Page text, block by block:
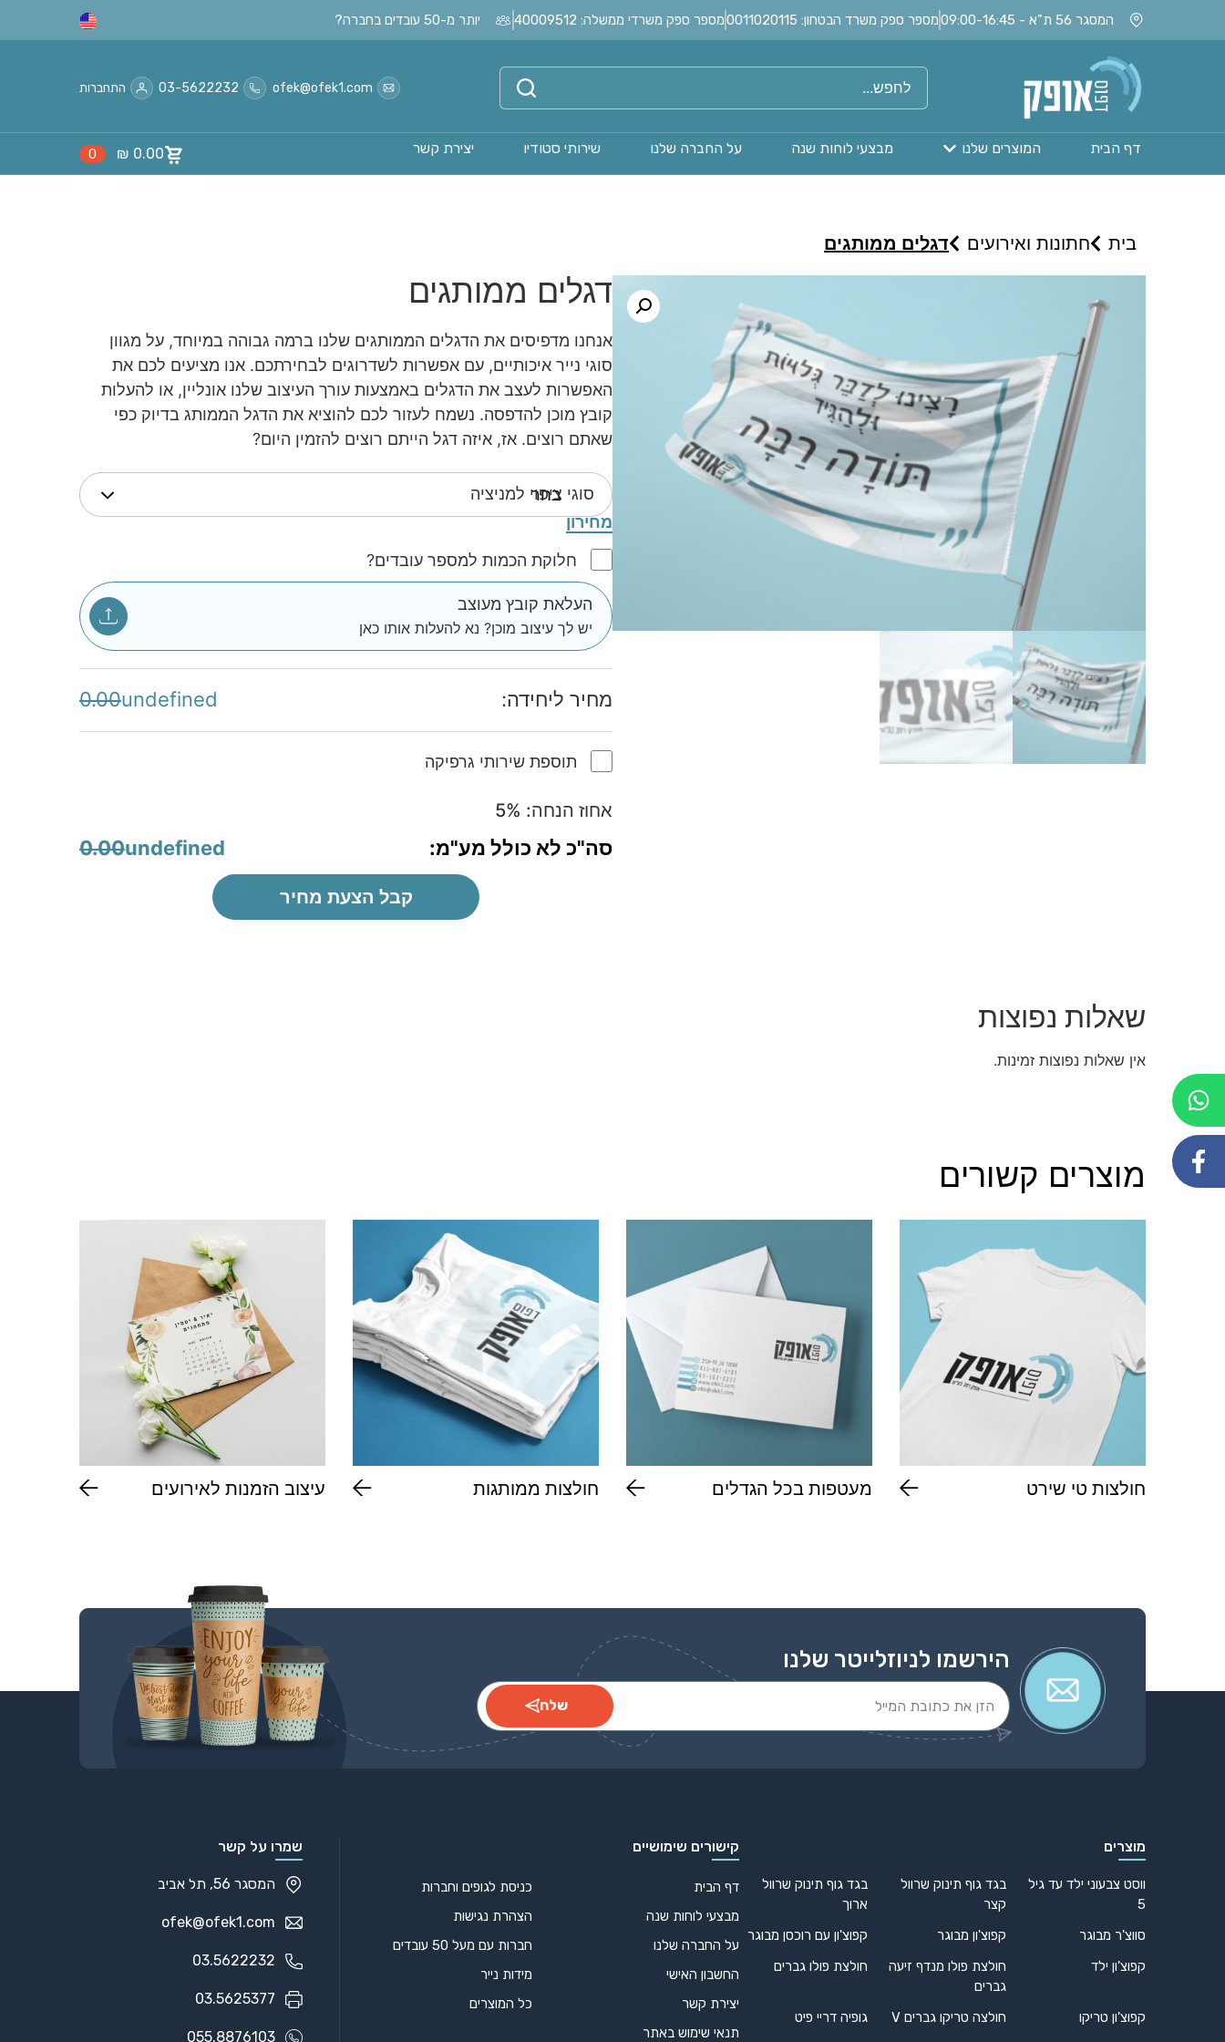
המסגר 56 ת"א - 09:00-16:45 מספר ספק משרד הבטחון: 0011020115 מספר ספק משרדי ממשלה: 40009512 יותר מ-50 עובדים בחברה?
ofek@ofek1.com
03-5622232 התחברות
דף הבית המוצרים שלנו מבצעי לוחות שנה על החברה שלנו שירותי סטודיו יצירת קשר ₪ 0.00
0
בית חתונות ואירועים דגלים ממותגים
דגלים ממותגים
אנחנו מדפיסים את הדגלים הממותגים שלנו ברמה גבוהה במיוחד, על מגוון
סוגי נייר איכותיים, עם אפשרות לשדרוגים לבחירתכם. אנו מציעים לכם את
האפשרות לעצב את הדגלים באמצעות עורך העיצוב שלנו אונליין, או להעלות
קובץ מוכן להדפסה. נשמח לעזור לכם להוציא את הדגל הממותג בדיוק כפי
שאתם רוצים. אז, איזה דגל הייתם רוצים להזמין היום?
סוגי ציפוי למניציה
מחירון
חלוקת הכמות למספר עובדים?
העלאת קובץ מעוצב
יש לך עיצוב מוכן? נא להעלות אותו כאן
מחיר ליחידה: 0.00undefined
תוספת שירותי גרפיקה
אחוז הנחה: 5%
סה"כ לא כולל מע"מ: 0.00undefined
קבל הצעת מחיר
שאלות נפוצות
אין שאלות נפוצות זמינות.
מוצרים קשורים
חולצות טי שירט מעטפות בכל הגדלים חולצות ממותגות עיצוב הזמנות לאירועים
הירשמו לניוזלייטר שלנו
שלח
Alternative:
מוצרים
ווסט צבעוני ילד עד גיל
5
בגד גוף תינוק שרוול
קצר
בגד גוף תינוק שרוול
ארוך
סווצ'ר מבוגר
קפוצ'ון מבוגר
קפוצ'ון עם רוכסן מבוגר
קפוצ'ון ילד
חולצת פולו מנדף זיעה
גברים
חולצת פולו גברים
קפוצ'ון טריקו חולצה טריקו גברים V
גופיה דריי פיט
קישורים שימושיים
דף הבית
מבצעי לוחות שנה
על החברה שלנו
החשבון האישי
יצירת קשר
תנאי שימוש באתר
כניסת לגופים וחברות
הצהרת נגישות
חברות עם מעל 50 עובדים
מידות נייר
כל המוצרים
שמרו על קשר
המסגר 56, תל אביב
ofek@ofek1.com
03.5622232
03.5625377
055.8876103